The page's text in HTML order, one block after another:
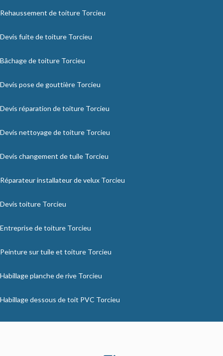
Rehaussement de toiture Torcieu
Devis fuite de toiture Torcieu
Bâchage de toiture Torcieu
Devis pose de gouttière Torcieu
Devis réparation de toiture Torcieu
Devis nettoyage de toiture Torcieu
Devis changement de tuile Torcieu
Réparateur installateur de velux Torcieu
Devis toiture Torcieu
Entreprise de toiture Torcieu
Peinture sur tuile et toiture Torcieu
Habillage planche de rive Torcieu
Habillage dessous de toit PVC Torcieu